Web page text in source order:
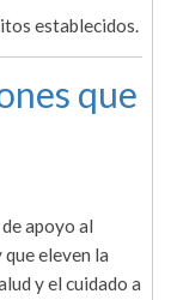
establecidos.
que
apoyo al
eleven la
y el cuidado a